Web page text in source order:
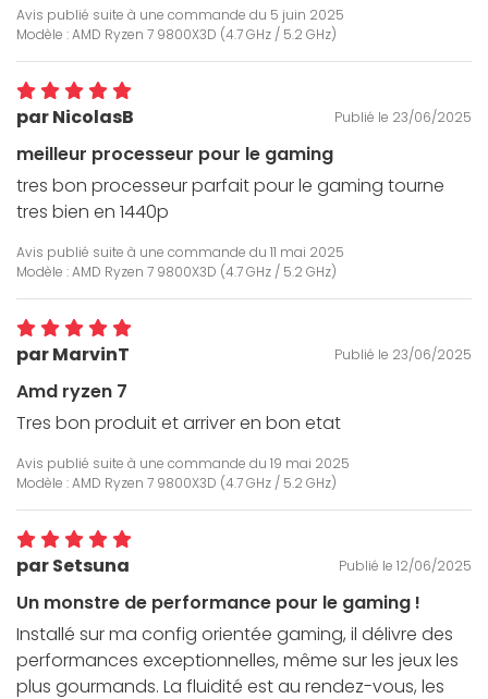
Avis publié suite à une commande du 5 juin 2025
Modèle : AMD Ryzen 7 9800X3D (4.7 GHz / 5.2 GHz)
par NicolasB Publié le 23/06/2025
meilleur processeur pour le gaming
tres bon processeur parfait pour le gaming tourne
tres bien en 1440p
Avis publié suite à une commande du 11 mai 2025
Modèle : AMD Ryzen 7 9800X3D (4.7 GHz / 5.2 GHz)
par MarvinT Publié le 23/06/2025
Amd ryzen 7
Tres bon produit et arriver en bon etat
Avis publié suite à une commande du 19 mai 2025
Modèle : AMD Ryzen 7 9800X3D (4.7 GHz / 5.2 GHz)
par Setsuna Publié le 12/06/2025
Un monstre de performance pour le gaming !
Installé sur ma config orientée gaming, il délivre des
performances exceptionnelles, même sur les jeux les
plus gourmands. La fluidité est au rendez-vous, les